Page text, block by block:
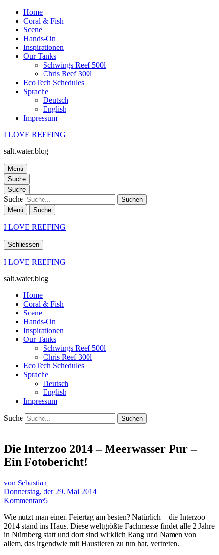
Home
Coral & Fish
Scene
Hands-On
Inspirationen
Our Tanks
Schwings Reef 500l
Chris Reef 300l
EcoTech Schedules
Sprache
Deutsch
English
Impressum
I LOVE REEFING
salt.water.blog
Menü
Suche
Suche
Suche
Menü Suche
I LOVE REEFING
Schliessen
I LOVE REEFING
salt.water.blog
Home
Coral & Fish
Scene
Hands-On
Inspirationen
Our Tanks
Schwings Reef 500l
Chris Reef 300l
EcoTech Schedules
Sprache
Deutsch
English
Impressum
Suche
Die Interzoo 2014 – Meerwasser Pur –
Ein Fotobericht!
von Sebastian
Donnerstag, der 29. Mai 2014
Kommentare5
Wie nutzt man einen Feiertag am besten? Natürlich – die Interzoo
2014 stand ins Haus. Diese weltgrößte Fachmesse findet alle 2 Jahre
in Nürnberg statt und dort sind wirklich Rang und Namen von
allem, das irgendwie mit Haustieren zu tun hat, vertreten.